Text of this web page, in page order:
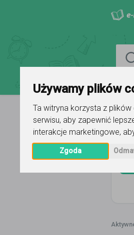
Używamy plików
Ta witryna korzysta z
serwisu, aby zapewnić
interakcje marketingowe,
Zgoda